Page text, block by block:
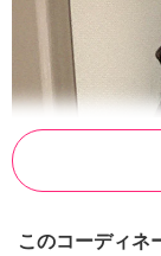
このコーディネ